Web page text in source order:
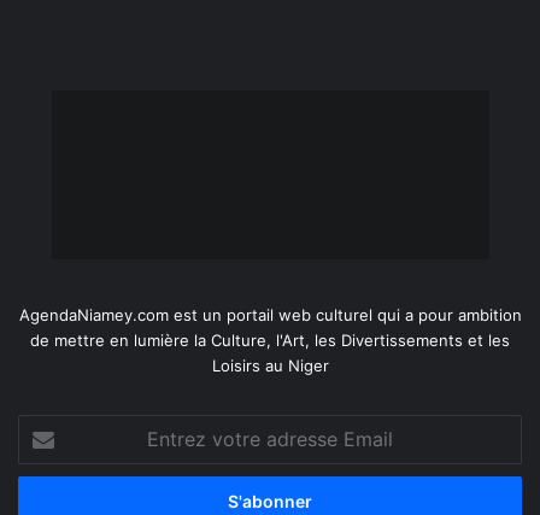
AgendaNiamey.com est un portail web culturel qui a pour ambition
de mettre en lumière la Culture, l'Art, les Divertissements et les
Loisirs au Niger
Entrez
votre
adresse